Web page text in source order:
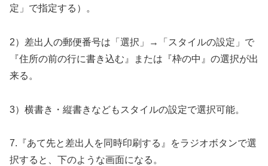
定」で指定する）。
2）差出人の郵便番号は「選択」→「スタイルの設定」で
『住所の前の行に書き込む』または『枠の中』の選択が出
来る。
3）横書き・縦書きなどもスタイルの設定で選択可能。
7.『あて先と差出人を同時印刷する』をラジオボタンで選
択すると、下のような画面になる。